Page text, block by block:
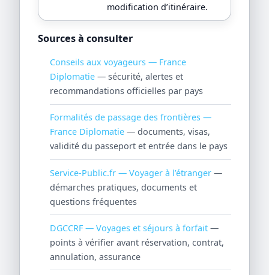
modification d’itinéraire.
Sources à consulter
Conseils aux voyageurs — France
Diplomatie — sécurité, alertes et
recommandations officielles par pays
Formalités de passage des frontières —
France Diplomatie — documents, visas,
validité du passeport et entrée dans le pays
Service-Public.fr — Voyager à l’étranger —
démarches pratiques, documents et
questions fréquentes
DGCCRF — Voyages et séjours à forfait —
points à vérifier avant réservation, contrat,
annulation, assurance